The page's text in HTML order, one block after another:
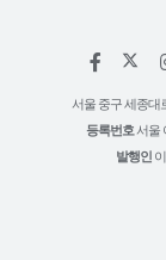
페
스
서울 중구 세종대
등록번호 서울
발행인